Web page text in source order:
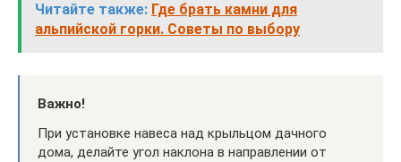
Читайте также: Где брать камни для
альпийской горки. Советы по выбору
Важно!
При установке навеса над крыльцом дачного
дома, делайте угол наклона в направлении от